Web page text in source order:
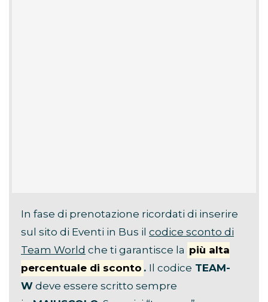
In fase di prenotazione ricordati di inserire
sul sito di Eventi in Bus il codice sconto di
Team World che ti garantisce la più alta
percentuale di sconto . Il codice TEAM-
W deve essere scritto sempre